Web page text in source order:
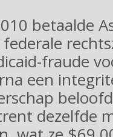
betaalde
federale
fraude
een
dezelfde